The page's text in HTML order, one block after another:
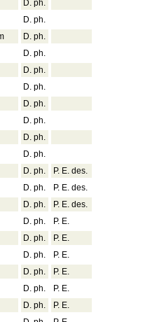
D. ph.
D. ph.
D. ph.
D. ph.
D. ph.
D. ph.
D. ph.
D. ph.
D. ph.
D. ph.
D. ph.
P. E. des.
D. ph.
P. E. des.
D. ph.
P. E. des.
D. ph.
P. E.
D. ph.
P. E.
D. ph.
P. E.
D. ph.
P. E.
D. ph.
P. E.
D. ph.
P. E.